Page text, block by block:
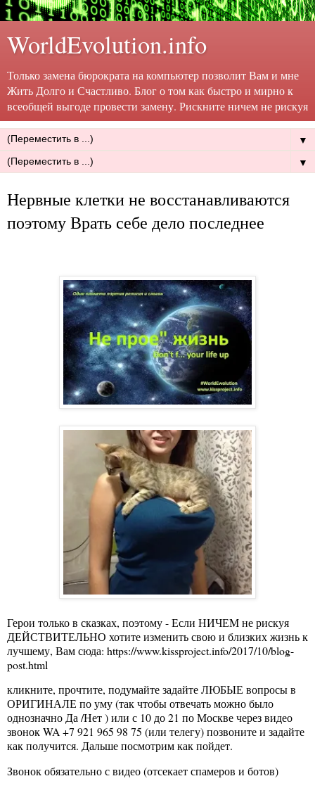
WorldEvolution.info
Только замена бюрократа на компьютер позволит Вам и мне
Жить Долго и Счастливо. Блог о том как быстро и мирно к
всеобщей выгоде провести замену. Рискните ничем не рискуя
▼
▼
Нервные клетки не восстанавливаются
поэтому Врать себе дело последнее
Герои только в сказках, поэтому - Если НИЧЕМ не рискуя
ДЕЙСТВИТЕЛЬНО хотите изменить свою и близких жизнь к
лучшему, Вам сюда: https://www.kissproject.info/2017/10/blog-
post.html
кликните, прочтите, подумайте задайте ЛЮБЫЕ вопросы в
ОРИГИНАЛЕ по уму (так чтобы отвечать можно было
однозначно Да /Нет ) или с 10 до 21 по Москве через видео
звонок WA +7 921 965 98 75 (или телегу) позвоните и задайте
как получится. Дальше посмотрим как пойдет.
Звонок обязательно с видео (отсекает спамеров и ботов)